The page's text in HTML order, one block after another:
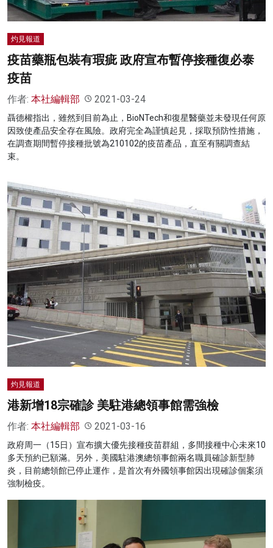
灼見報道
疫苗藥瓶包裝有瑕疵 政府宣布暫停接種復必泰
疫苗
作者: 本社編輯部 2021-03-24
聶德權指出，雖然到目前為止，BioNTech和復星醫藥並未發現任何原
因致使產品安全存在風險。政府完全為謹慎起見，採取預防性措施，
在調查期間暫停接種批號為210102的疫苗產品，直至有關調查結
束。
灼見報道
港新增18宗確診 美駐港總領事館需強檢
作者: 本社編輯部 2021-03-16
政府周一（15日）宣布擴大優先接種疫苗群組，多間接種中心未來10
多天預約已額滿。另外，美國駐港澳總領事館兩名職員確診新型肺
炎，目前總領館已停止運作，是首次有外國領事館因出現確診個案須
強制檢疫。